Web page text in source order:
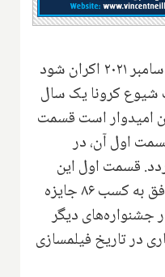
آواتار ۲ در ابتدا قرار بود در دسامبر ۲۰۲۱ اکران شود
شیوع کرونا یک سال
امیدوار است قسمت
پس از قسمت اول آن، در
بازگردد. قسمت اول این
فیلم ۳ جایزه اسکار برده و موفق به کسب ۸۶ جایزه
نامزدیش در جشنواره‌های دیگر
در تاریخ فیلمسازی